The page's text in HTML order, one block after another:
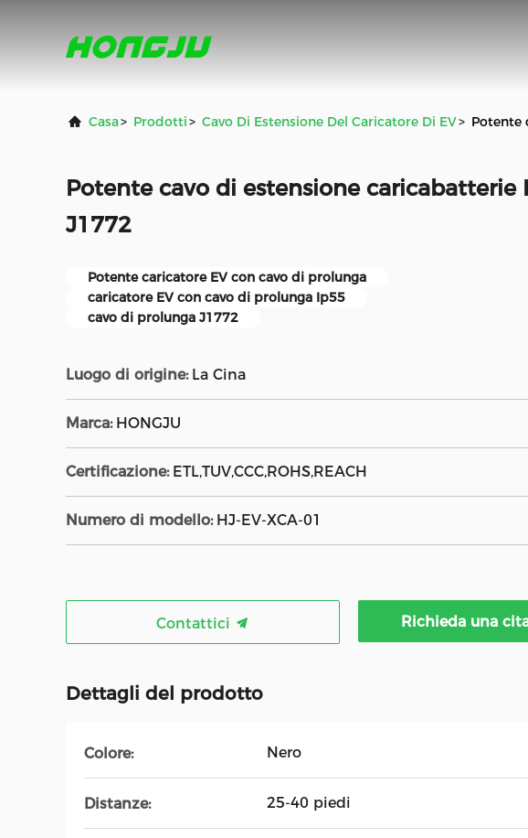
Casa> Prodotti> Cavo Di Estensione Del Caricatore Di EV> Potente
Potente cavo di estensione caricabatterie
J1772
Potente caricatore EV con cavo di prolunga
caricatore EV con cavo di prolunga Ip55
cavo di prolunga J1772
Luogo di origine: La Cina
Marca: HONGJU
Certificazione: ETL,TUV,CCC,ROHS,REACH
Numero di modello: HJ-EV-XCA-01
Contattici Richieda una
Dettagli del prodotto
Colore: Nero
Distanze: 25-40 piedi